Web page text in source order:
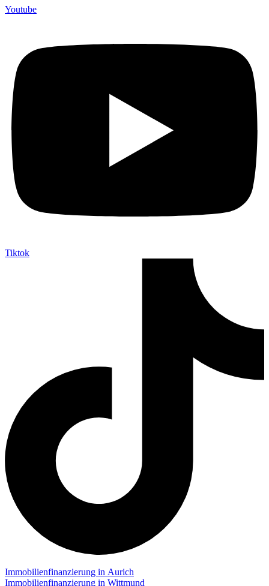
Youtube
Tiktok
Immobilienfinanzierung in Aurich
Immobilienfinanzierung in Wittmund